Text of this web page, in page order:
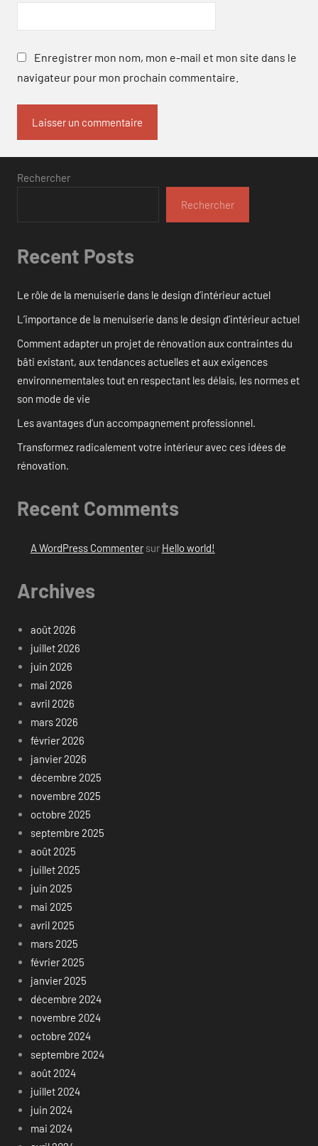
Enregistrer mon nom, mon e-mail et mon site dans le
navigateur pour mon prochain commentaire.
Rechercher
Rechercher
Recent Posts
Le rôle de la menuiserie dans le design d’intérieur actuel
L’importance de la menuiserie dans le design d’intérieur actuel
Comment adapter un projet de rénovation aux contraintes du
bâti existant, aux tendances actuelles et aux exigences
environnementales tout en respectant les délais, les normes et
son mode de vie
Les avantages d’un accompagnement professionnel.
Transformez radicalement votre intérieur avec ces idées de
rénovation.
Recent Comments
A WordPress Commentersur Hello world!
Archives
août 2026
juillet 2026
juin 2026
mai 2026
avril 2026
mars 2026
février 2026
janvier 2026
décembre 2025
novembre 2025
octobre 2025
septembre 2025
août 2025
juillet 2025
juin 2025
mai 2025
avril 2025
mars 2025
février 2025
janvier 2025
décembre 2024
novembre 2024
octobre 2024
septembre 2024
août 2024
juillet 2024
juin 2024
mai 2024